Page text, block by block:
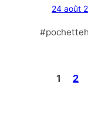
24 août
1 2